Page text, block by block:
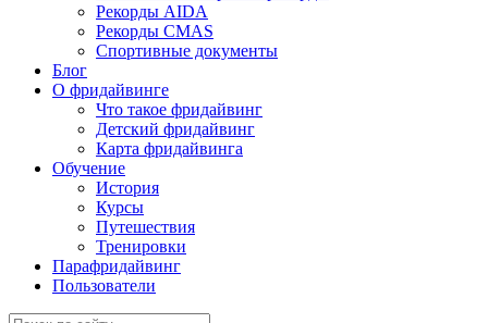
Рекорды AIDA
Рекорды CMAS
Спортивные документы
Блог
О фридайвинге
Что такое фридайвинг
Детский фридайвинг
Карта фридайвинга
Обучение
История
Курсы
Путешествия
Тренировки
Парафридайвинг
Пользователи